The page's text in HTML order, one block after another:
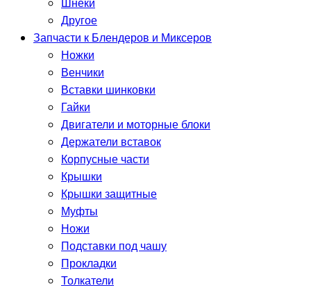
Шнеки
Другое
Запчасти к Блендеров и Миксеров
Ножки
Венчики
Вставки шинковки
Гайки
Двигатели и моторные блоки
Держатели вставок
Корпусные части
Крышки
Крышки защитные
Муфты
Ножи
Подставки под чашу
Прокладки
Толкатели